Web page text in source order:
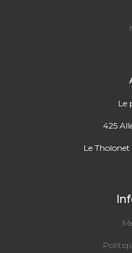
Le
425
Le Tholonet